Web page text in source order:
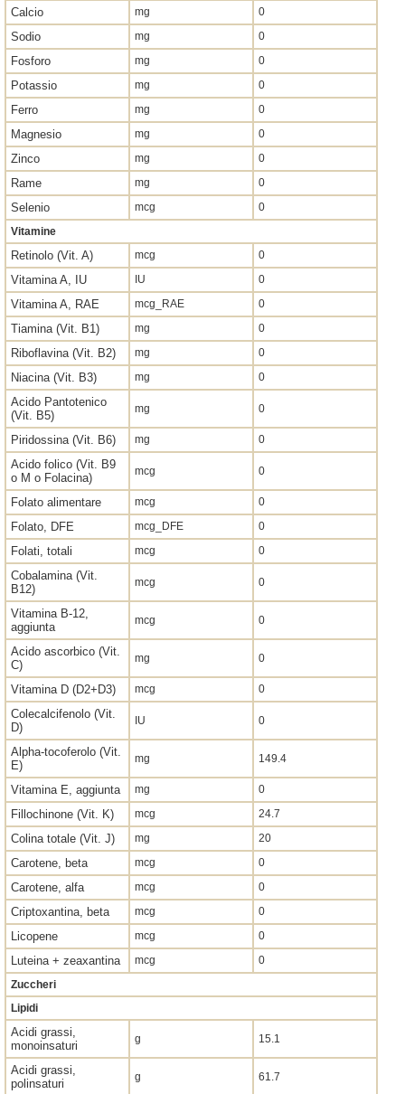
Calcio mg 0
Sodio mg 0
Fosforo mg 0
Potassio mg 0
Ferro mg 0
Magnesio mg 0
Zinco mg 0
Rame mg 0
Selenio mcg
0
Vitamine
Retinolo (Vit. A) mcg 0
Vitamina A, IU IU 0
Vitamina A, RAE mcg_RAE 0
Tiamina (Vit. B1) mg 0
Riboflavina (Vit. B2) mg 0
Niacina (Vit. B3) mg 0
Acido Pantotenico
(Vit. B5)
mg 0
Piridossina (Vit. B6) mg 0
Acido folico (Vit. B9
o M o Folacina)
mcg 0
Folato alimentare mcg 0
Folato, DFE mcg_DFE 0
Folati, totali mcg 0
Cobalamina (Vit.
B12)
mcg 0
Vitamina B-12,
aggiunta
mcg 0
Acido ascorbico (Vit.
C)
mg 0
Vitamina D (D2+D3) mcg 0
Colecalcifenolo (Vit.
D)
IU 0
Alpha-tocoferolo (Vit.
E)
mg 149.4
Vitamina E, aggiunta mg 0
Fillochinone (Vit. K) mcg 24.7
Colina totale (Vit. J) mg 20
Carotene, beta mcg 0
Carotene, alfa mcg 0
Criptoxantina, beta mcg 0
Licopene mcg 0
Luteina + zeaxantina mcg
0
Zuccheri
Lipidi
Acidi grassi,
monoinsaturi
g 15.1
Acidi grassi,
polinsaturi
g 61.7